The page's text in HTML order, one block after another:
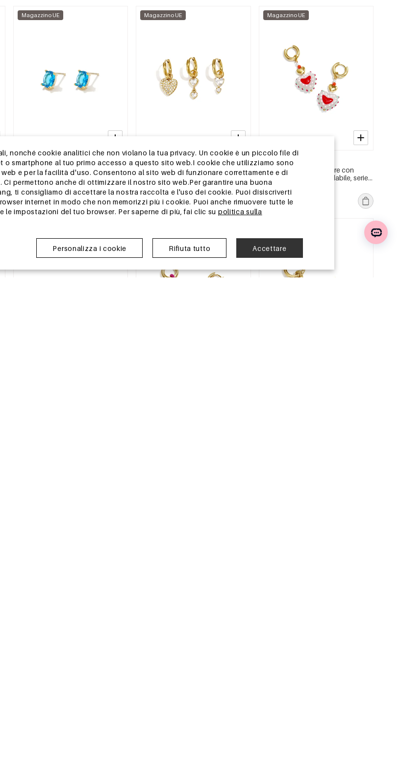
nonché cookie analitici che non violano la tua privacy. Un cookie è un piccolo file di
smartphone al tuo primo accesso a questo sito web.I cookie che utilizziamo sono
e per la facilità d'uso. Consentono al sito web di funzionare correttamente e di
permettono anche di ottimizzare il nostro sito web.Per garantire una buona
ti consigliamo di accettare la nostra raccolta e l'uso dei cookie. Puoi disiscriverti
internet in modo che non memorizzi più i cookie. Puoi anche rimuovere tutte le
le impostazioni del tuo browser. Per saperne di più, fai clic su politica sulla
Personalizza i cookie Rifiuta tutto Accettare
Magazzino UE
2-5 GIORNI
Orecchini a perno in acciaio
inossidabile, semplici, per tutti i
giorni, serie Simple, gioielli da donna
MSRP €8,99
€2,75
Magazzino UE
2-5 GIORNI
Set di orecchini in acciaio
inossidabile a forma di cuore, serie
Simple, gioielli da donna.
MSRP €17,99
€5,50
Magazzino UE
Orecchini a forma di cuore con
perline in acciaio inossidabile, serie
&quot;Cute Daily Simple&quot;,
gioielli da donna.
€5,95